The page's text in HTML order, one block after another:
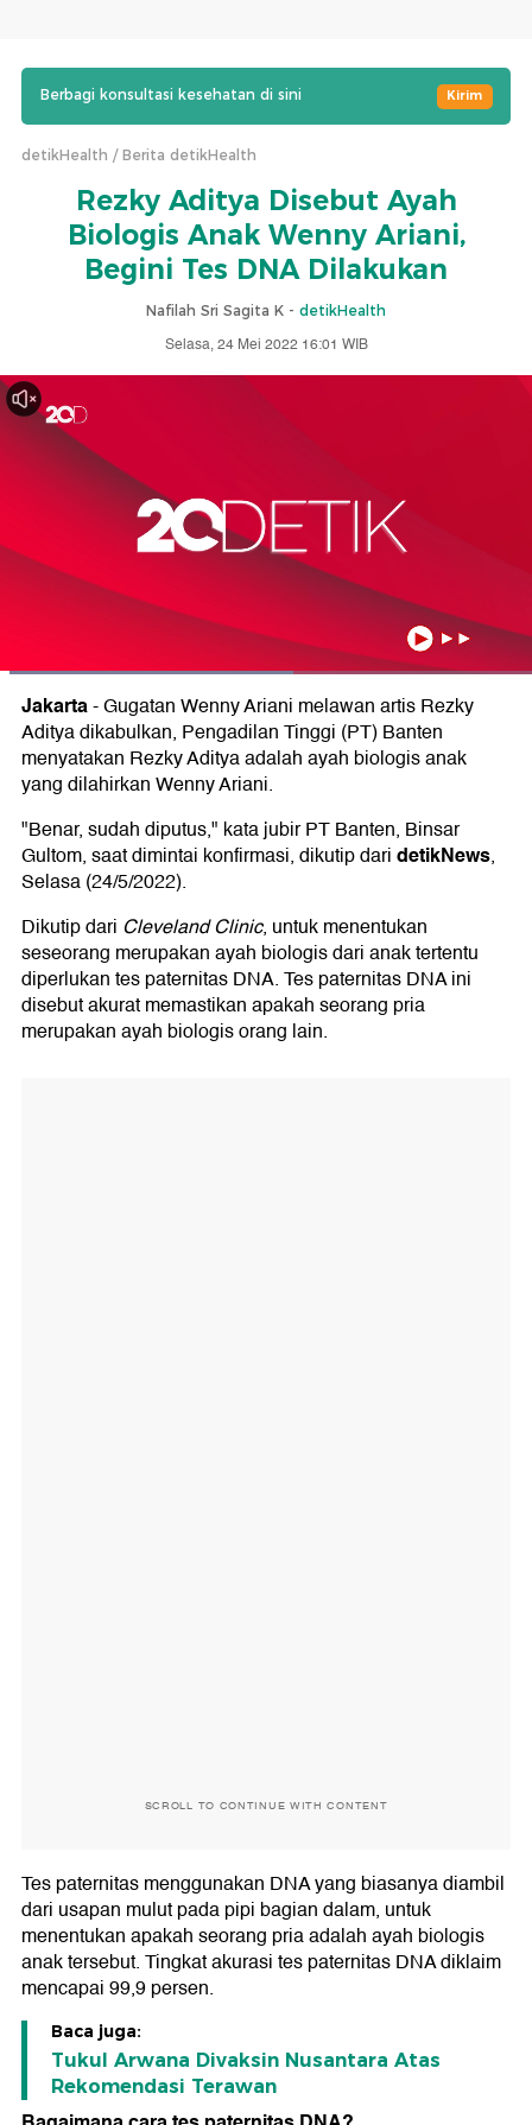
Berbagi konsultasi kesehatan di sini Kirim
detikHealth Berita detikHealth
Rezky Aditya Disebut Ayah
Biologis Anak Wenny Ariani,
Begini Tes DNA Dilakukan
Nafilah Sri Sagita K - detikHealth
Selasa, 24 Mei 2022 16:01 WIB
Jakarta-Gugatan Wenny Ariani melawan artis Rezky
Aditya dikabulkan, Pengadilan Tinggi (PT) Banten
menyatakan Rezky Aditya adalah ayah biologis anak
yang dilahirkan Wenny Ariani.
"Benar, sudah diputus," kata jubir PT Banten, Binsar
Gultom, saat dimintai konfirmasi, dikutip daridetikNews,
Selasa (24/5/2022).
Dikutip dari Cleveland Clinic, untuk menentukan
seseorang merupakan ayah biologis dari anak tertentu
diperlukan tes paternitas DNA. Tes paternitas DNA ini
disebut akurat memastikan apakah seorang pria
merupakan ayah biologis orang lain.
SCROLL TO CONTINUE WITH CONTENT
Tes paternitas menggunakan DNA yang biasanya diambil
dari usapan mulut pada pipi bagian dalam, untuk
menentukan apakah seorang pria adalah ayah biologis
anak tersebut. Tingkat akurasi tes paternitas DNA diklaim
mencapai 99,9 persen.
Baca juga:
Tukul Arwana Divaksin Nusantara Atas
Rekomendasi Terawan